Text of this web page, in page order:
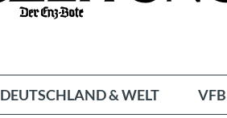
DEUTSCHLAND & WELT